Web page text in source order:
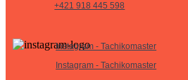
+421 918 445 598
Instagram - Tachikomaster
Instagram - Tachikomaster